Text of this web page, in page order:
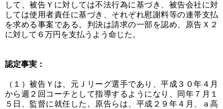
して、被告Ｙに対しては不法行為に基づき、被告会社に対
しては使用者責任に基づき、それぞれ慰謝料等の連帯支払
を求める事案である。判決は請求の一部を認め、原告Ｘ２
に対して６万円を支払うよう命じた。
認定事実：
（１）被告Ｙは、元Ｊリーグ選手であり、平成３０年４月
から週２回コーチとして指導するようになり、同年７月１
５日、監督に就任した。原告らは、平成２９年４月、ａ高